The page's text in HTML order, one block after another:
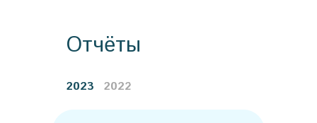
Отчёты
2023 2022